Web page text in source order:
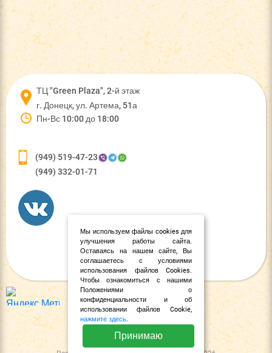
ТЦ "Green Plaza", 2-й этаж
г. Донецк, ул. Артема, 51а
Пн-Вс 10:00 до 18:00
(949) 519-47-23
(949) 332-01-71
Мы используем файлы cookies для
улучшения работы сайта.
Оставаясь на нашем сайте, Вы
соглашаетесь с условиями
использования файлов Cookies.
Чтобы ознакомиться с нашими
Положениями о
конфиденциальности и об
использовании файлов Cookie,
нажмите здесь.
Принимаю